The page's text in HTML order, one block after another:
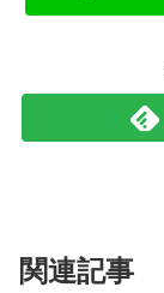
関連記事